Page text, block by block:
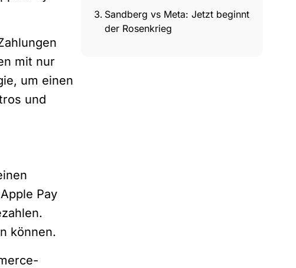
mit nur
um einen
und
Pay
können.
Sandberg vs Meta: Jetzt beginnt
der Rosenkrieg